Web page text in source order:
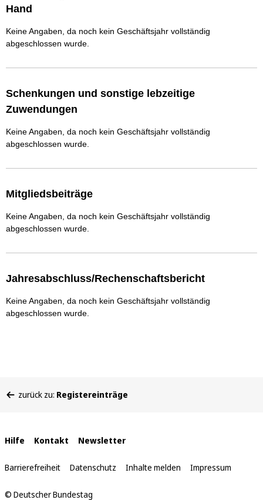
Hand
Keine Angaben, da noch kein Geschäftsjahr vollständig
abgeschlossen wurde.
Schenkungen und sonstige lebzeitige
Zuwendungen
Keine Angaben, da noch kein Geschäftsjahr vollständig
abgeschlossen wurde.
Mitgliedsbeiträge
Keine Angaben, da noch kein Geschäftsjahr vollständig
abgeschlossen wurde.
Jahresabschluss/Rechenschaftsbericht
Keine Angaben, da noch kein Geschäftsjahr vollständig
abgeschlossen wurde.
befinden
zurück zu: Registereinträge
Interne
Links
Hilfe Kontakt Newsletter
Barrierefreiheit Datenschutz Inhalte melden Impressum
© Deutscher Bundestag